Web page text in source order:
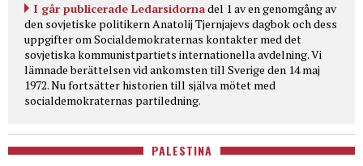
I går publicerade Ledarsidornadel 1 av en genomgång av
den sovjetiske politikern Anatolij Tjernjajevs dagbok och dess
uppgifter om Socialdemokraternas kontakter med det
sovjetiska kommunistpartiets internationella avdelning. Vi
lämnade berättelsen vid ankomsten till Sverige den 14 maj
1972. Nu fortsätter historien till själva mötet med
socialdemokraternas partiledning.
PALESTINA